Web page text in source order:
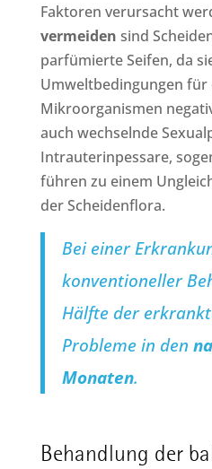
Faktoren verursacht
vermeiden sind
parfümierte Seifen, da
Umweltbedingungen für
Mikroorganismen
auch wechselnde
Intrauterinpessare,
führen zu einem
der Scheidenflora.
Bei einer
konventioneller
Hälfte der
Probleme in den
Monaten.
Behandlung der